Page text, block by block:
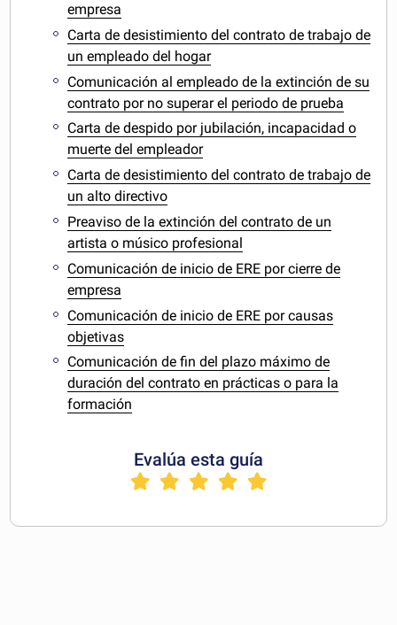
empresa
Carta de desistimiento del contrato de trabajo de
un empleado del hogar
Comunicación al empleado de la extinción de su
contrato por no superar el periodo de prueba
Carta de despido por jubilación, incapacidad o
muerte del empleador
Carta de desistimiento del contrato de trabajo de
un alto directivo
Preaviso de la extinción del contrato de un
artista o músico profesional
Comunicación de inicio de ERE por cierre de
empresa
Comunicación de inicio de ERE por causas
objetivas
Comunicación de fin del plazo máximo de
duración del contrato en prácticas o para la
formación
Evalúa esta guía